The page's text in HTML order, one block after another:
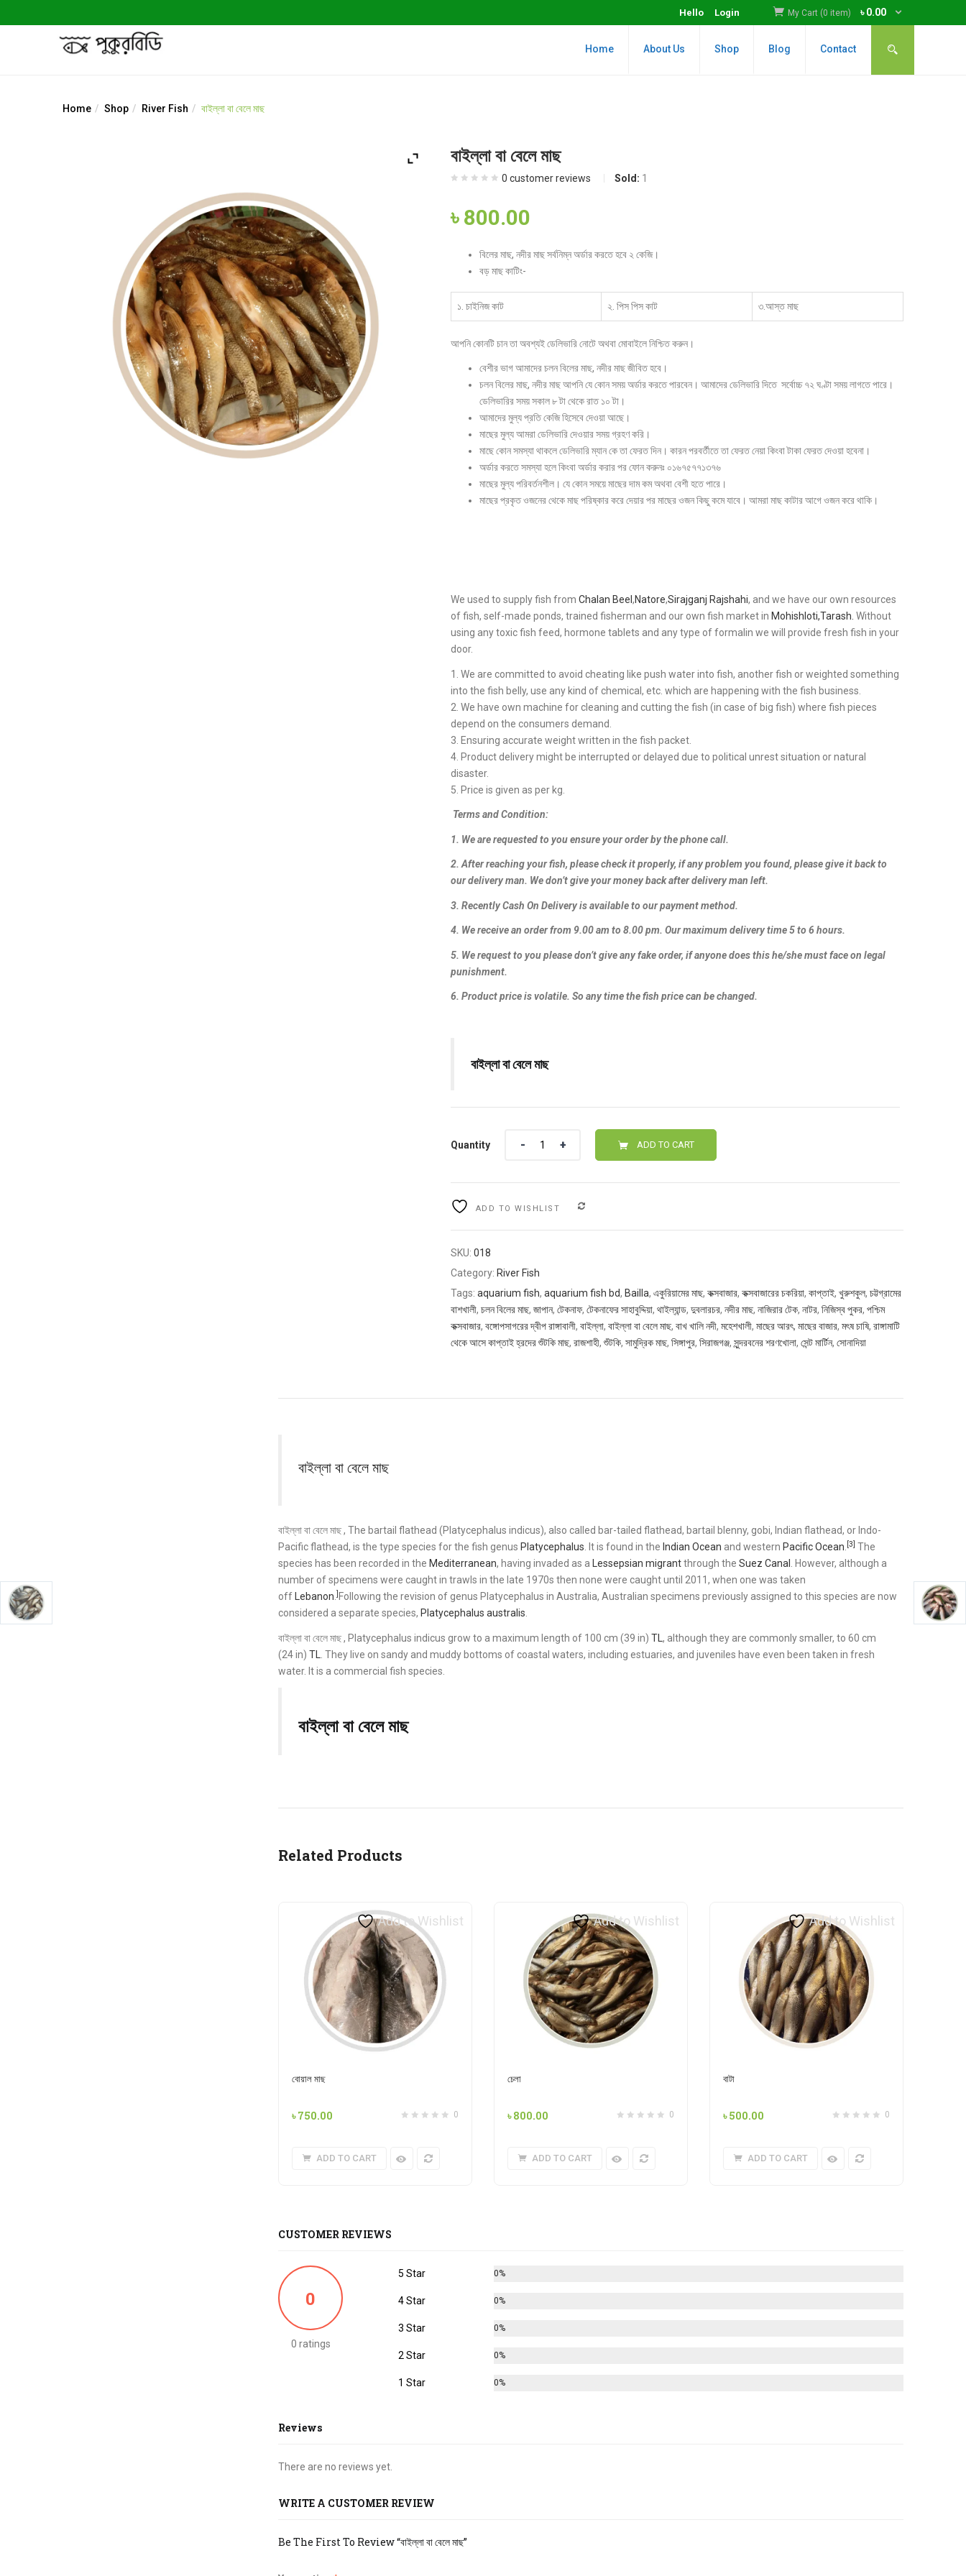
Hello Login My Cart (0 item) ৳0.00
Home About Us Shop Blog Contact
Home Shop River Fish বাইল্লা বা বেলে মাছ
বাইল্লা বা বেলে মাছ
0 customer reviews Sold: 1
৳ 800.00
বিলের মাছ, নদীর মাছ সর্বনিম্ন অর্ডার করতে হবে ২ কেজি।
বড় মাছ কাটিং-
১. চাইনিজ কাট ২. পিস পিস কাট ৩.আস্ত মাছ
আপনি কোনটি চান তা অবশ্যই ডেলিভারি নোটে অথবা মোবাইলে নিশ্চিত করুন।
বেশীর ভাগ আমাদের চলন বিলের মাছ, নদীর মাছ জীবিত হবে।
চলন বিলের মাছ, নদীর মাছ আপনি যে কোন সময় অর্ডার করতে পারবেন। আমাদের ডেলিভারি দিতে সর্বোচ্চ ৭২ ঘণ্টা সময় লাগতে পারে।
ডেলিভারির সময় সকাল ৮ টা থেকে রাত ১০ টা।
আমাদের মুল্য প্রতি কেজি হিসেবে দেওয়া আছে।
মাছের মুল্য আমরা ডেলিভারি দেওয়ার সময় গ্রহণ করি।
মাছে কোন সমস্যা থাকলে ডেলিভারি ম্যান কে তা ফেরত দিন। কারন পরবর্তীতে তা ফেরত নেয়া কিংবা টাকা ফেরত দেওয়া হবেনা।
অর্ডার করতে সমস্যা হলে কিংবা অর্ডার করার পর ফোন করুনঃ ০১৬৭৫৭৭১৩৭৬
মাছের মুল্য পরিবর্তনশীল। যে কোন সময়ে মাছের দাম কম অথবা বেশী হতে পারে।
মাছের প্রকৃত ওজনের থেকে মাছ পরিষ্কার করে দেয়ার পর মাছের ওজন কিছু কমে যাবে। আমরা মাছ কাটার আগে ওজন করে থাকি।
We used to supply fish from Chalan Beel ,Natore,Sirajganj Rajshahi, and we have our own resources
of fish, self-made ponds, trained fisherman and our own fish market in Mohishloti,Tarash. Without
using any toxic fish feed, hormone tablets and any type of formalin we will provide fresh fish in your
door.
1. We are committed to avoid cheating like push water into fish, another fish or weighted something
into the fish belly, use any kind of chemical, etc. which are happening with the fish business.
2. We have own machine for cleaning and cutting the fish (in case of big fish) where fish pieces
depend on the consumers demand.
3. Ensuring accurate weight written in the fish packet.
4. Product delivery might be interrupted or delayed due to political unrest situation or natural
disaster.
5. Price is given as per kg.
Terms and Condition:
1. We are requested to you ensure your order by the phone call.
2. After reaching your fish, please check it properly, if any problem you found, please give it back to
our delivery man. We don’t give your money back after delivery man left.
3. Recently Cash On Delivery is available to our payment method.
4. We receive an order from 9.00 am to 8.00 pm. Our maximum delivery time 5 to 6 hours.
5. We request to you please don’t give any fake order, if anyone does this he/she must face on legal
punishment.
6. Product price is volatile. So any time the fish price can be changed.
বাইল্লা বা বেলে মাছ
Quantity ADD TO CART
ADD TO WISHLIST
SKU: 018
Category: River Fish
Tags: aquarium fish, aquarium fish bd, Bailla, একুরিয়ামের মাছ, কক্সবাজার, কক্সবাজারের চকরিয়া, কাপ্তাই, খুরুশকুল, চট্টগ্রামের
বাশখালী, চলন বিলের মাছ, জাপান, টেকনাফ, টেকনাফের সাহাবুদ্দিয়া, থাইল্যান্ড, দুবলারচর, নদীর মাছ, নাজিরার টেক, নাটর, নিজিস্ব পুকর, পশ্চিম
কক্সবাজার, বঙ্গোপসাগরের দ্বীপ রাঙ্গাবালী, বাইল্লা, বাইল্লা বা বেলে মাছ, বাখ খালি নদী, মহেশখালী, মাছের আরৎ, মাছের বাজার, মৎষ চাষি, রাঙ্গামাটি
থেকে আসে কাপ্তাই হ্রদের শুঁটকি মাছ, রাজশাহী, শুঁটকি, সামুদ্রিক মাছ, সিঙ্গাপুর, সিরাজগঞ্জ, সুন্দরবনের শরণখোলা, সেন্ট মার্টিন, সোনাদিয়া
বাইল্লা বা বেলে মাছ
বাইল্লা বা বেলে মাছ , The bartail flathead (Platycephalus indicus), also called bar-tailed flathead, bartail blenny, gobi, Indian flathead, or Indo-
Pacific flathead, is the type species for the fish genus Platycephalus . It is found in the Indian Ocean and western Pacific Ocean [3] The
species has been recorded in the Mediterranean, having invaded as a Lessepsian migrantthrough the Suez Canal
. However, although a
number of specimens were caught in trawls in the late 1970s then none were caught until 2011, when one was taken
off
Lebanon ] Following the revision of genus Platycephalus in Australia, Australian specimens previously assigned to this species are now
considered a separate species, Platycephalus australis
বাইল্লা বা বেলে মাছ , Platycephalus indicus grow to a maximum length of 100 cm (39 in) TL , although they are commonly smaller, to 60 cm
(24 in) TL
. They live on sandy and muddy bottoms of coastal waters, including estuaries, and juveniles have even been taken in fresh
water. It is a commercial fish species.
বাইল্লা বা বেলে মাছ
Related Products
Add to Wishlist
বোয়াল মাছ
0
৳750.00
ADD TO CART
Add to Wishlist
চেলা
0
৳800.00
ADD TO CART
Add to Wishlist
বাটা
0
৳500.00
ADD TO CART
CUSTOMER REVIEWS
0
0 ratings
5 Star 0%
4 Star 0%
3 Star 0%
2 Star 0%
1 Star 0%
Reviews
There are no reviews yet.
WRITE A CUSTOMER REVIEW
Be The First To Review “বাইল্লা বা বেলে মাছ”